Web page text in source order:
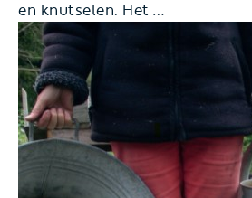
en knutselen. Het…
spelen
creatief
denken